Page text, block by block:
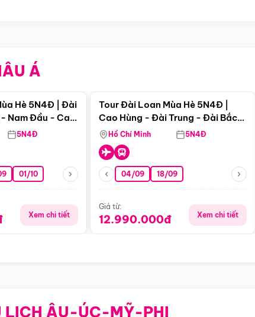
Á
Điểm nổi bật
Hè 5N4Đ | Đài
Nam Đầu - Cao
5N4Đ
01/10
Xem chi tiết
Tour Đài Loan Mùa Hè 5N4Đ |
Cao Hùng - Đài Trung - Đài Bắc
(Bay Vj)
Hồ Chí Minh 5N4Đ
04/09 18/09
Giá từ:
12.990.000đ Xem chi tiết
LỊCH ÂU-ÚC-MỸ-PHI